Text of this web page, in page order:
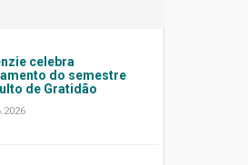
celebra
do semestre
de Gratidão